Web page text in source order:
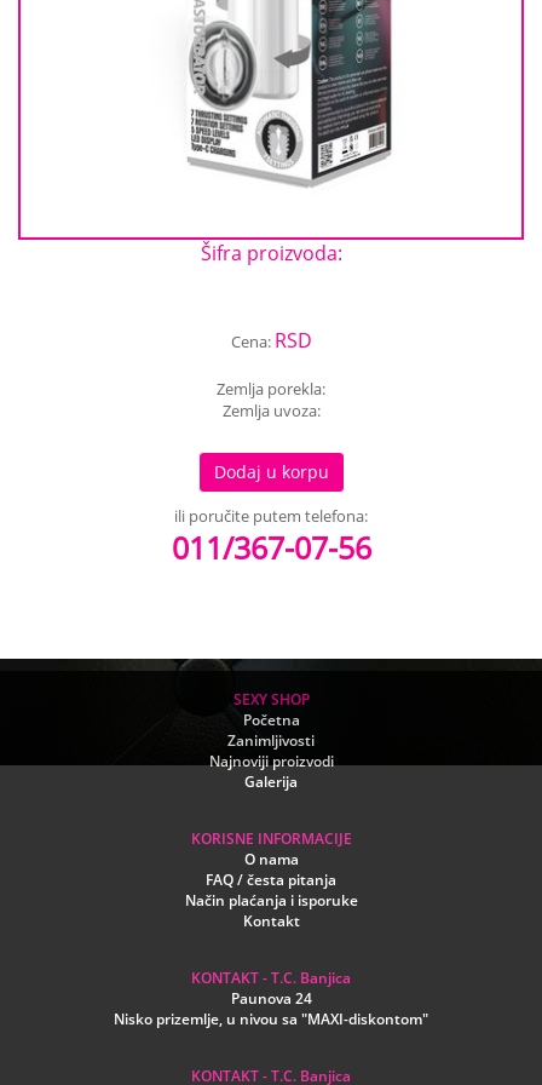
Šifra proizvoda:
Cena: RSD
Zemlja porekla:
Zemlja uvoza:
Dodaj u korpu
ili poručite putem telefona:
011/367-07-56
SEXY SHOP
Početna
Zanimljivosti
Najnoviji proizvodi
Galerija
KORISNE INFORMACIJE
O nama
FAQ / česta pitanja
Način plaćanja i isporuke
Kontakt
KONTAKT - T.C. Banjica
Paunova 24
Nisko prizemlje, u nivou sa "MAXI-diskontom"
KONTAKT - T.C. Banjica